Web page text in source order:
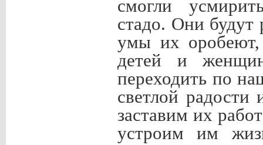
смогли
стадо. Они будут
умы их оробеют,
детей и
переходить по
светлой радости
заставим их
устроим им